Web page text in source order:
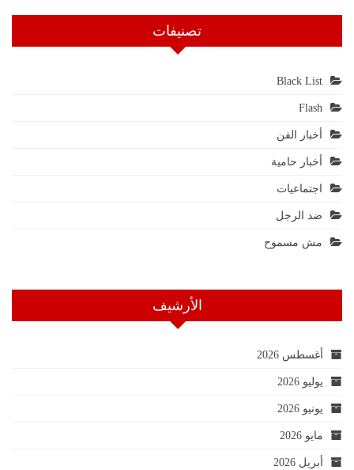
تصنيفات
Black List
Flash
أخبار الفن
أخبار حامية
اجتماعيات
ضد الرجل
مش مسموح
الأرشيف
أغسطس 2026
يوليو 2026
يونيو 2026
مايو 2026
أبريل 2026